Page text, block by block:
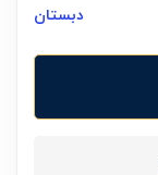
دبستان